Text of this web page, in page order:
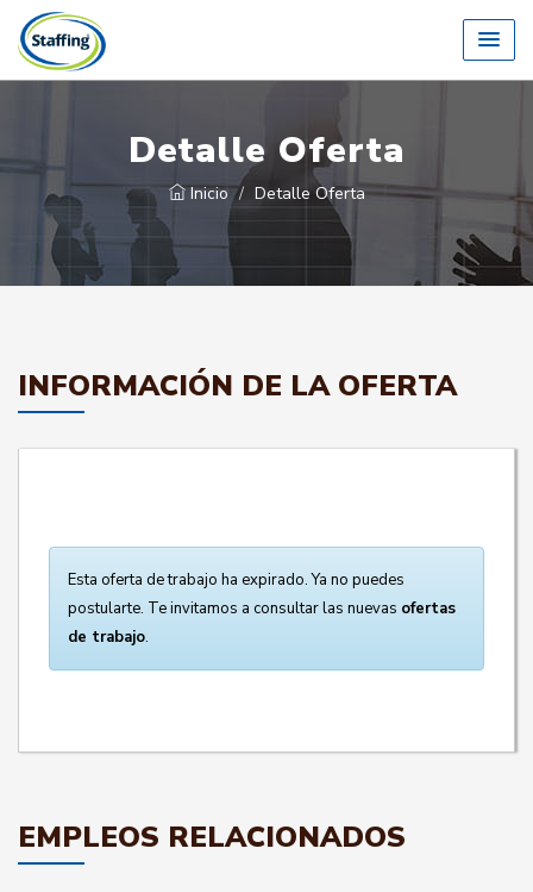
Detalle Oferta
Inicio Detalle Oferta
INFORMACIÓN DE LA OFERTA
Esta oferta de trabajo ha expirado. Ya no puedes
postularte. Te invitamos a consultar las nuevas ofertas
de trabajo.
EMPLEOS RELACIONADOS